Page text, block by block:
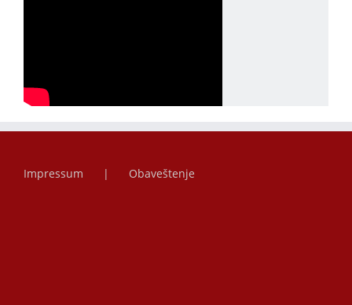
Impressum Obaveštenje